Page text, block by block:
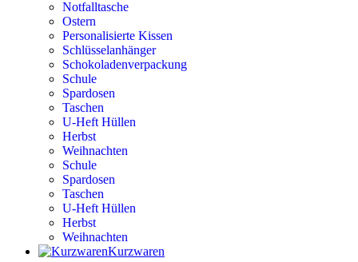
Notfalltasche
Ostern
Personalisierte Kissen
Schlüsselanhänger
Schokoladenverpackung
Schule
Spardosen
Taschen
U-Heft Hüllen
Herbst
Weihnachten
Schule
Spardosen
Taschen
U-Heft Hüllen
Herbst
Weihnachten
Kurzwaren